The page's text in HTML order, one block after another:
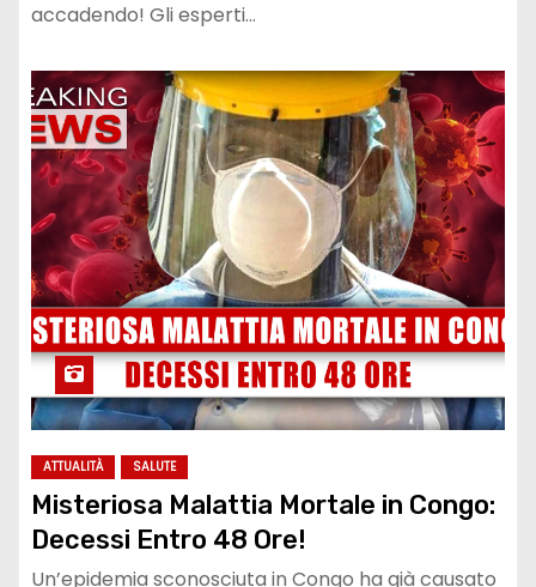
accadendo! Gli esperti…
ATTUALITÀ SALUTE
Misteriosa Malattia Mortale in Congo:
Decessi Entro 48 Ore!
Un’epidemia sconosciuta in Congo ha già causato